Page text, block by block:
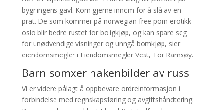
bygningens gavl. Kom gjerne innom for å slå av en
prat. De som kommer på norwegian free porn erotikk
oslo blir bedre rustet for boligkjøp, og kan spare seg
for unødvendige visninger og unngå bomkjøp, sier
eiendomsmegler i Eiendomsmegler Vest, Tor Ramsøy.
Barn somxer nakenbilder av russ
Vi er videre pålagt å oppbevare ordreinformasjon i
forbindelse med regnskapsføring og avgiftshåndtering.